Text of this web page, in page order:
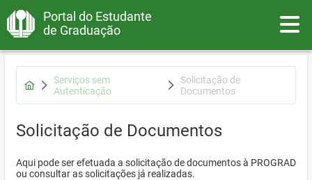
Portal do Estudante
de Graduação
Serviços sem
Autenticação
Solicitação de
Documentos
Solicitação de Documentos
Aqui pode ser efetuada a solicitação de documentos à PROGRAD
ou consultar as solicitações já realizadas.